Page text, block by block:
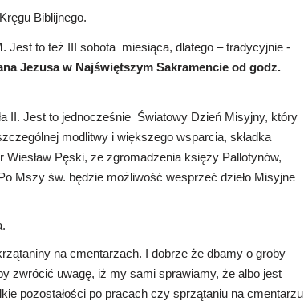
Biblijnego.
to też III sobota miesiąca, dlatego – tradycyjnie -
Jezusa w Najświętszym Sakramencie od godz.
II. Jest to jednocześnie Światowy Dzień Misyjny, który
modlitwy i większego wsparcia, składka
Pęski, ze zgromadzenia księży Pallotynów,
Mszy św. będzie możliwość wesprzeć dzieło Misyjne
na cmentarzach. I dobrze że dbamy o groby
zwrócić uwagę, iż my sami sprawiamy, że albo jest
pozostałości po pracach czy sprzątaniu na cmentarzu